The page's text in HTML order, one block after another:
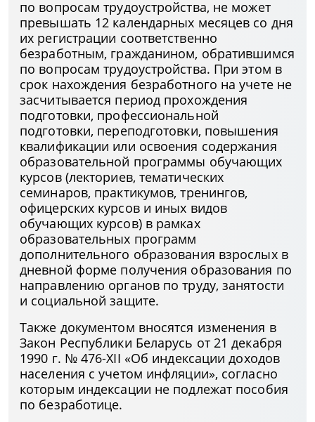
по вопросам трудоустройства, не может
превышать 12 календарных месяцев со дня
их регистрации соответственно
безработным, гражданином, обратившимся
по вопросам трудоустройства. При этом в
срок нахождения безработного на учете не
засчитывается период прохождения
подготовки, профессиональной
подготовки, переподготовки, повышения
квалификации или освоения содержания
образовательной программы обучающих
курсов (лекториев, тематических
семинаров, практикумов, тренингов,
офицерских курсов и иных видов
обучающих курсов) в рамках
образовательных программ
дополнительного образования взрослых в
дневной форме получения образования по
направлению органов по труду, занятости
и социальной защите.
Также документом вносятся изменения в
Закон Республики Беларусь от 21 декабря
1990 г. № 476-XII «Об индексации доходов
населения с учетом инфляции», согласно
которым индексации не подлежат пособия
по безработице.